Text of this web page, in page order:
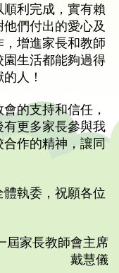
利完成，實有賴
們付出的愛心及
增進家長和教師
生活都能夠過得
人！
的支持和信任，
更多家長參與我
作的精神，讓同
執委，祝願各位
屆家長教師會主席
戴慧儀